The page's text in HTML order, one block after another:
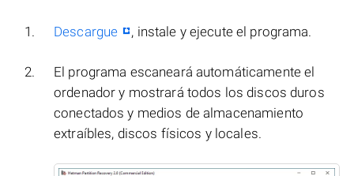
Descargue , instale y ejecute el programa.
El programa escaneará automáticamente el
ordenador y mostrará todos los discos duros
conectados y medios de almacenamiento
extraíbles, discos físicos y locales.